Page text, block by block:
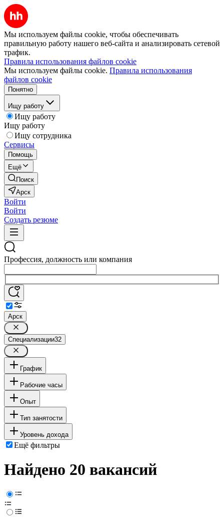
Мы используем файлы cookie, чтобы обеспечивать
правильную работу нашего веб-сайта и анализировать сетевой
трафик.
Правила использования файлов cookie
Мы используем файлы cookie. Правила использования
файлов cookie
Понятно
Ищу работу
Ищу работу
Ищу работу
Ищу сотрудника
Сервисы
Помощь
Ещё
Поиск
Арск
Войти
Войти
Создать резюме
Профессия, должность или компания
Арск
Специализации32
График
Рабочие часы
Опыт
Тип занятости
Уровень дохода
Ещё фильтры
Найдено 20 вакансий